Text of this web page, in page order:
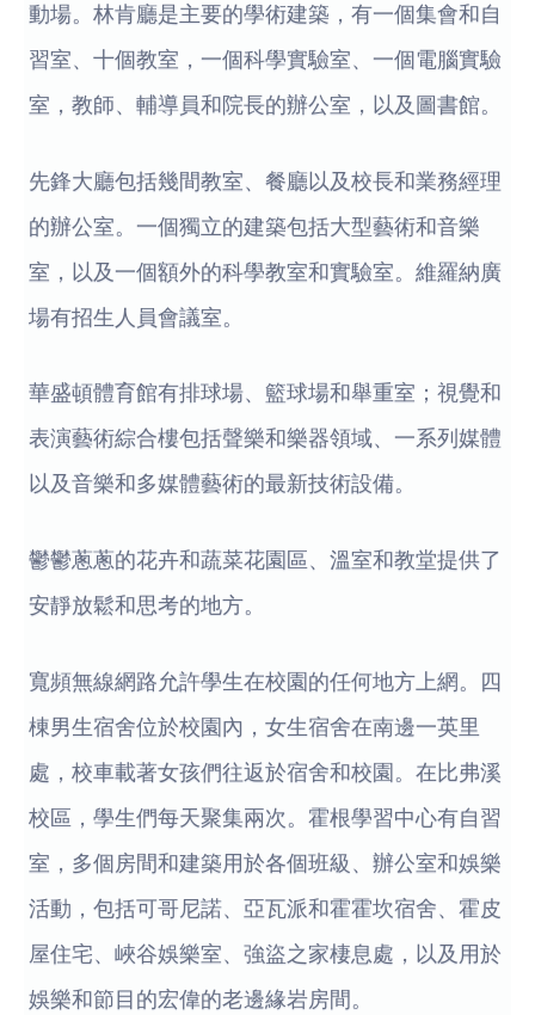
動場。林肯廳是主要的學術建築，有一個集會和自
習室、十個教室，一個科學實驗室、一個電腦實驗
室，教師、輔導員和院長的辦公室，以及圖書館。
先鋒大廳包括幾間教室、餐廳以及校長和業務經理
的辦公室。一個獨立的建築包括大型藝術和音樂
室，以及一個額外的科學教室和實驗室。維羅納廣
場有招生人員會議室。
華盛頓體育館有排球場、籃球場和舉重室；視覺和
表演藝術綜合樓包括聲樂和樂器領域、一系列媒體
以及音樂和多媒體藝術的最新技術設備。
鬱鬱蔥蔥的花卉和蔬菜花園區、溫室和教堂提供了
安靜放鬆和思考的地方。
寬頻無線網路允許學生在校園的任何地方上網。四
棟男生宿舍位於校園內，女生宿舍在南邊一英里
處，校車載著女孩們往返於宿舍和校園。在比弗溪
校區，學生們每天聚集兩次。霍根學習中心有自習
室，多個房間和建築用於各個班級、辦公室和娛樂
活動，包括可哥尼諾、亞瓦派和霍霍坎宿舍、霍皮
屋住宅、峽谷娛樂室、強盜之家棲息處，以及用於
娛樂和節目的宏偉的老邊緣岩房間。